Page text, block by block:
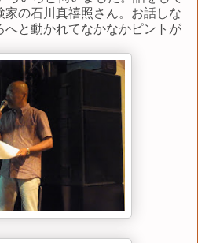
家の石川真禧照さん。お話しな
へと動かれてなかなかピントが